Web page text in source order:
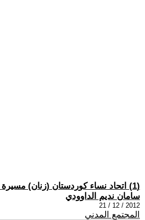
(1) اتحاد نساء كوردستان (زنان) مسيرة لا تتوقف
سامان نديم الداوودي
2012 / 12 / 21
المجتمع المدني